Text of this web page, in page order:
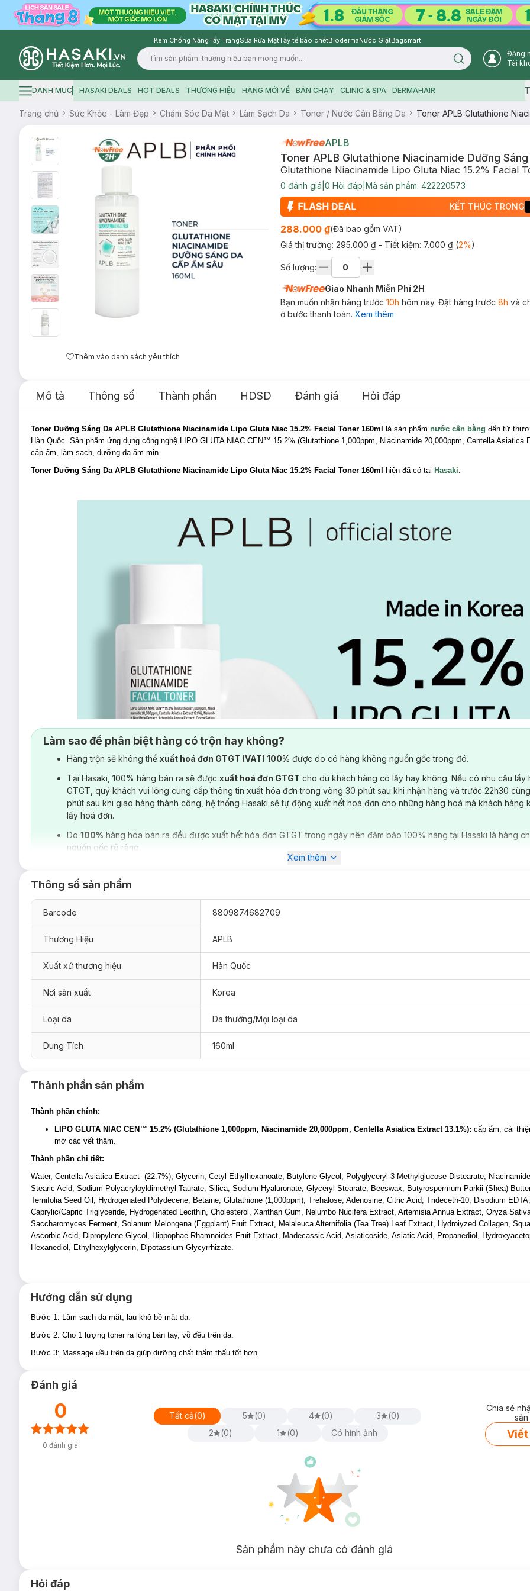
Kem Chống NắngTẩy TrangSữa Rửa MặtTẩy tế bào chếtBiodermaNước GiặtBagsmart
Logo
Search icon
Đăng
Tài
Hamburger icon
DANH MỤC HASAKI DEALS HOT DEALS THƯƠNG HIỆU HÀNG MỚI VỀ BÁN CHẠY CLINIC & SPA DERMAHAIR
Trang chủ Sức Khỏe - Làm Đẹp Chăm Sóc Da Mặt Làm Sạch Da Toner / Nước Cân Bằng Da Toner APLB Glutathione
Thêm vào danh sách yêu thích
APLB
Toner APLB Glutathione Niacinamide Dưỡng Sáng
Glutathione Niacinamide Lipo Gluta Niac 15.2% Facial
0 đánh giá 0 Hỏi đáp Mã sản phẩm: 422220573
KẾT THÚC TRONG
288.000 ₫(Đã bao gồm VAT)
Giá thị trường: 295.000 ₫ - Tiết kiệm: 7.000 ₫(2%)
Số lượng:
Giao Nhanh Miễn Phí 2H
Bạn muốn nhận hàng trước 10h hôm nay. Đặt hàng trước 8h và
ở bước thanh toán. Xem thêm
Mô tả Thông số Thành phần HDSD Đánh giá Hỏi đáp
Toner Dưỡng Sáng Da APLB Glutathione Niacinamide Lipo Gluta Niac 15.2% Facial Toner 160ml là sản phẩm nước cân bằng đến từ
Hàn Quốc. Sản phẩm ứng dụng công nghệ LIPO GLUTA NIAC CEN™ 15.2% (Glutathione 1,000ppm, Niacinamide 20,000ppm, Centella Asiatica
cấp ẩm, làm sạch, dưỡng da ẩm mịn.
Toner Dưỡng Sáng Da APLB Glutathione Niacinamide Lipo Gluta Niac 15.2% Facial Toner 160ml hiện đã có tại Hasaki
Loại da phù hợp:
Sản phẩm phù hợp với mọi loại da.
Cung cấp dưỡng chất và cấp ẩm sâu cho da.
Giúp da rạng rỡ, tươi tắn hơn.
Làm mờ các vết thâm trên da.
Giúp làm dịu da.
Nano Glutathionelà những phân tử cực nhỏ bào chế bằng công nghệ NANO có khả năng hấp thụ vào mô da hiệu quả hơn Glutathione
Cấp ẩm tức thì cho da. Làm dịu da.
Cân bằng độ pH trên da, tăng hiệu quả của quá trình chăm sóc da hàng ngày.
Làm sạch sâu, hạn chế tắc nghẽn lỗ chân lông.
Thích hợp để sử dụng hàng ngày.
Làm sao để phân biệt hàng có trộn hay không?
Hàng trộn sẽ không thể xuất hoá đơn GTGT (VAT) 100% được do có hàng không nguồn gốc trong đó.
Tại Hasaki, 100% hàng bán ra sẽ được xuất hoá đơn GTGT cho dù khách hàng có lấy hay không. Nếu có nhu cầu lấy
GTGT, quý khách vui lòng cung cấp thông tin xuất hóa đơn trong vòng 30 phút sau khi nhận hàng và trước 22h30
phút sau khi giao hàng thành công, hệ thống Hasaki sẽ tự động xuất hết hoá đơn cho những hàng hoá mà khách hàng
lấy hoá đơn.
Do 100% hàng hóa bán ra đều được xuất hết hóa đơn GTGT trong ngày nên đảm bảo 100% hàng tại Hasaki là hàng
nguồn gốc rõ ràng.
Xem thêm
Thông số sản phẩm
Barcode 8809874682709
Thương Hiệu APLB
Xuất xứ thương hiệu Hàn Quốc
Nơi sản xuất Korea
Loại da Da thường/Mọi loại da
Dung Tích 160ml
Thành phần sản phẩm
Thành phần chính:
LIPO GLUTA NIAC CEN™ 15.2% (Glutathione 1,000ppm, Niacinamide 20,000ppm, Centella Asiatica Extract 13.1%): cấp ẩm, cải
mờ các vết thâm.
Thành phần chi tiết:
Water, Centella Asiatica Extract (22.7%), Glycerin, Cetyl Ethylhexanoate, Butylene Glycol, Polyglyceryl-3 Methylglucose Distearate, Niacinamide
Stearic Acid, Sodium Polyacryloyldimethyl Taurate, Silica, Sodium Hyaluronate, Glyceryl Stearate, Beeswax, Butyrospermum Parkii (Shea)
Ternifolia Seed Oil, Hydrogenated Polydecene, Betaine, Glutathione (1,000ppm), Trehalose, Adenosine, Citric Acid, Trideceth-10, Disodium
Caprylic/Capric Triglyceride, Hydrogenated Lecithin, Cholesterol, Xanthan Gum, Nelumbo Nucifera Extract, Artemisia Annua Extract, Oryza
Saccharomyces Ferment, Solanum Melongena (Eggplant) Fruit Extract, Melaleuca Alternifolia (Tea Tree) Leaf Extract, Hydroiyzed Collagen,
Ascorbic Acid, Dipropylene Glycol, Hippophae Rhamnoides Fruit Extract, Madecassic Acid, Asiaticoside, Asiatic Acid, Propanediol,
Hexanediol, Ethylhexylglycerin, Dipotassium Glycyrrhizate.
Hướng dẫn sử dụng
Bước 1: Làm sạch da mặt, lau khô bề mặt da.
Bước 2: Cho 1 lượng toner ra lòng bàn tay, vỗ đều trên da.
Bước 3: Massage đều trên da giúp dưỡng chất thẩm thấu tốt hơn.
Đánh giá
0
0 đánh giá
Tất cả(0) 5 (0) 4 (0) 3 (0)
2
(0) 1 (0) Có hình ảnh
Chia sẻ
Viết
Sản phẩm này chưa có đánh giá
Hỏi đáp